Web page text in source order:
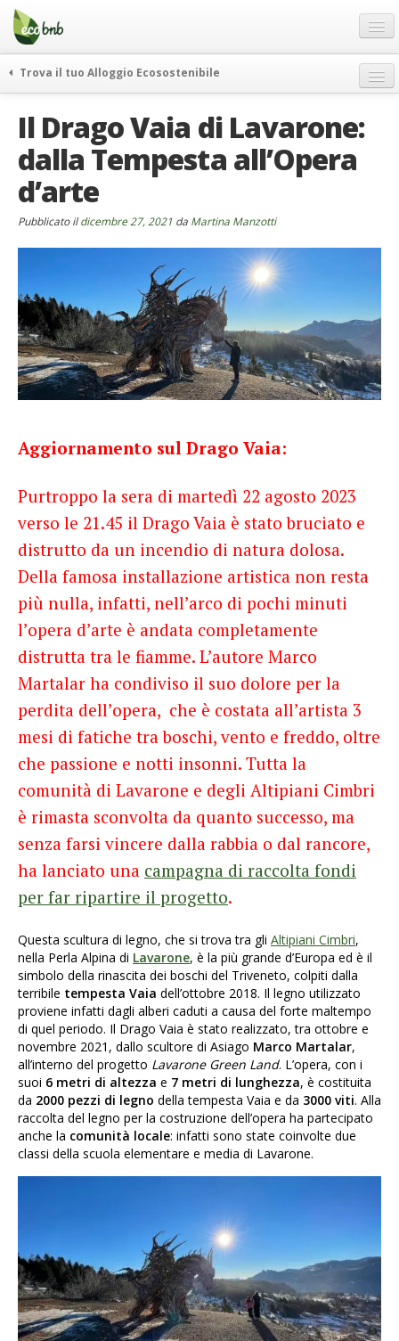
Menu
Salta
contenuto
Offerte Speciali
Regali
FAQ
Chi Siamo
Partner
Contatti
German
English
Spanish
Italiano
Trova il tuo Alloggio Ecosostenibile
itinerari
curiosità
vivere e viaggiare verde
Il Drago Vaia di Lavarone:
dalla Tempesta all’Opera
d’arte
Pubblicato ildicembre 27, 2021 da Martina Manzotti
Aggiornamento sul Drago Vaia:
Purtroppo la sera di martedì 22 agosto 2023
verso le 21.45 il Drago Vaia è stato bruciato e
distrutto da un incendio di natura dolosa.
Della famosa installazione artistica non resta
più nulla, infatti, nell’arco di pochi minuti
l’opera d’arte è andata completamente
distrutta tra le fiamme. L’autore Marco
Martalar ha condiviso il suo dolore per la
perdita dell’opera, che è costata all’artista 3
mesi di fatiche tra boschi, vento e freddo, oltre
che passione e notti insonni. Tutta la
comunità di Lavarone e degli Altipiani Cimbri
è rimasta sconvolta da quanto successo, ma
senza farsi vincere dalla rabbia o dal rancore,
ha lanciato una campagna di raccolta fondi
per far ripartire il progetto.
Questa scultura di legno, che si trova tra gli Altipiani Cimbri,
nella Perla Alpina di Lavarone, è la più grande d’Europa ed è il
simbolo della rinascita dei boschi del Triveneto, colpiti dalla
terribile tempesta Vaia dell’ottobre 2018. Il legno utilizzato
proviene infatti dagli alberi caduti a causa del forte maltempo
di quel periodo. Il Drago Vaia è stato realizzato, tra ottobre e
novembre 2021, dallo scultore di Asiago Marco Martalar,
all’interno del progetto Lavarone Green Land. L’opera, con i
suoi 6 metri di altezza e 7 metri di lunghezza, è costituita
da 2000 pezzi di legno della tempesta Vaia e da 3000 viti. Alla
raccolta del legno per la costruzione dell’opera ha partecipato
anche la comunità locale: infatti sono state coinvolte due
classi della scuola elementare e media di Lavarone.